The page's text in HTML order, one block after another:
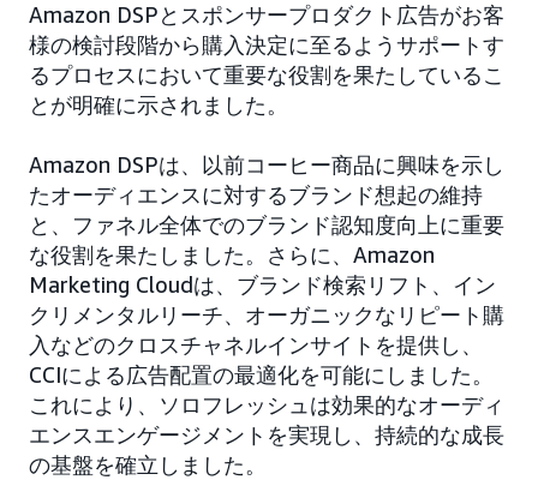
Amazon DSPとスポンサープロダクト広告がお客
様の検討段階から購入決定に至るようサポートす
るプロセスにおいて重要な役割を果たしているこ
とが明確に示されました。
Amazon DSPは、以前コーヒー商品に興味を示し
たオーディエンスに対するブランド想起の維持
と、ファネル全体でのブランド認知度向上に重要
な役割を果たしました。さらに、Amazon
Marketing Cloudは、ブランド検索リフト、イン
クリメンタルリーチ、オーガニックなリピート購
入などのクロスチャネルインサイトを提供し、
CCIによる広告配置の最適化を可能にしました。
これにより、ソロフレッシュは効果的なオーディ
エンスエンゲージメントを実現し、持続的な成長
の基盤を確立しました。